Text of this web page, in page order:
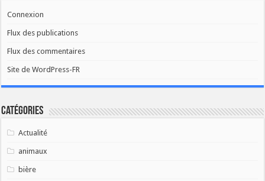
Connexion
Flux des publications
Flux des commentaires
Site de WordPress-FR
Catégories
Actualité
animaux
bière